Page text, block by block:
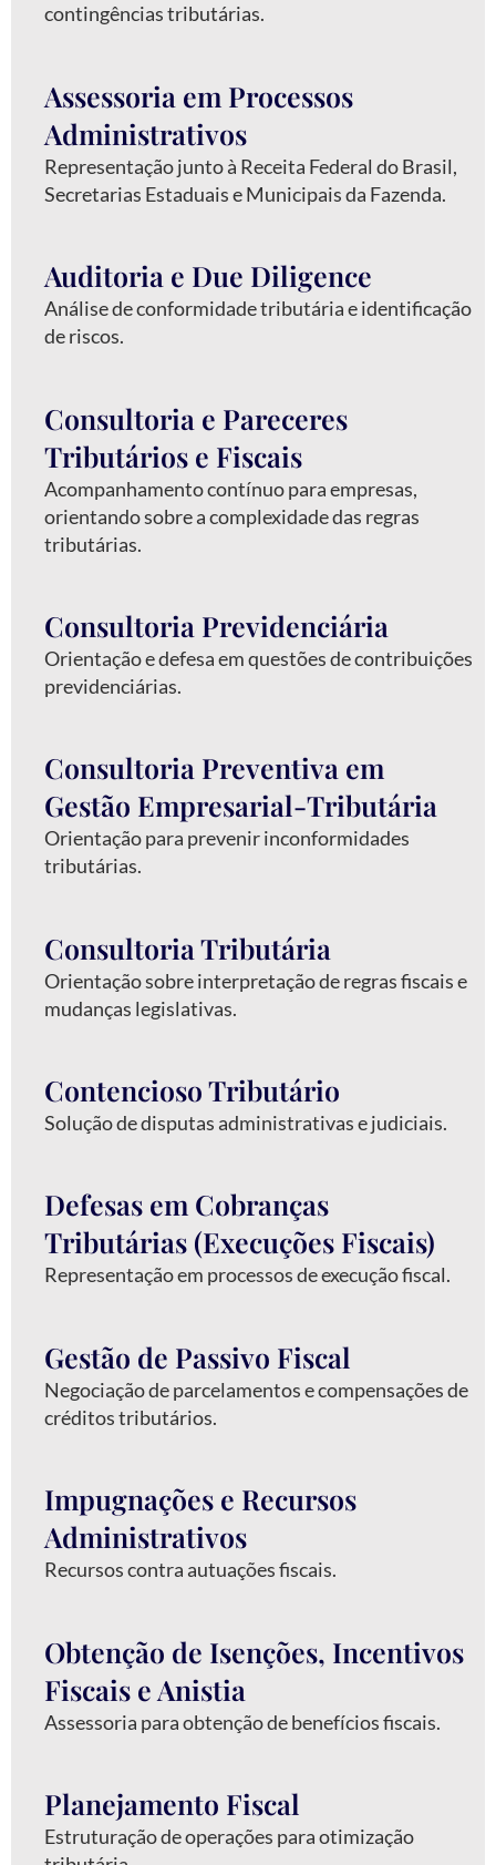
contingências tributárias.
Assessoria em Processos
Administrativos
Representação junto à Receita Federal do Brasil,
Secretarias Estaduais e Municipais da Fazenda.
Auditoria e Due Diligence
Análise de conformidade tributária e identificação
de riscos.
Consultoria e Pareceres
Tributários e Fiscais
Acompanhamento contínuo para empresas,
orientando sobre a complexidade das regras
tributárias.
Consultoria Previdenciária
Orientação e defesa em questões de contribuições
previdenciárias.
Consultoria Preventiva em
Gestão Empresarial-Tributária
Orientação para prevenir inconformidades
tributárias.
Consultoria Tributária
Orientação sobre interpretação de regras fiscais e
mudanças legislativas.
Contencioso Tributário
Solução de disputas administrativas e judiciais.
Defesas em Cobranças
Tributárias (Execuções Fiscais)
Representação em processos de execução fiscal.
Gestão de Passivo Fiscal
Negociação de parcelamentos e compensações de
créditos tributários.
Impugnações e Recursos
Administrativos
Recursos contra autuações fiscais.
⁠Obtenção de Isenções, Incentivos
Fiscais e Anistia
Assessoria para obtenção de benefícios fiscais.
Planejamento Fiscal
Estruturação de operações para otimização